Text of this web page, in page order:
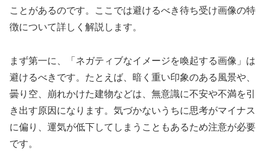
ことがあるのです。ここでは避けるべき待ち受け画像の特
徴について詳しく解説します。
まず第一に、「ネガティブなイメージを喚起する画像」は
避けるべきです。たとえば、暗く重い印象のある風景や、
曇り空、崩れかけた建物などは、無意識に不安や不満を引
き出す原因になります。気づかないうちに思考がマイナス
に偏り、運気が低下してしまうこともあるため注意が必要
です。